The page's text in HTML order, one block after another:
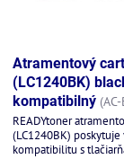
Atramentový
(LC1240BK)
kompatibilný
READYtoner
(LC1240BK)
kompatibilitu s